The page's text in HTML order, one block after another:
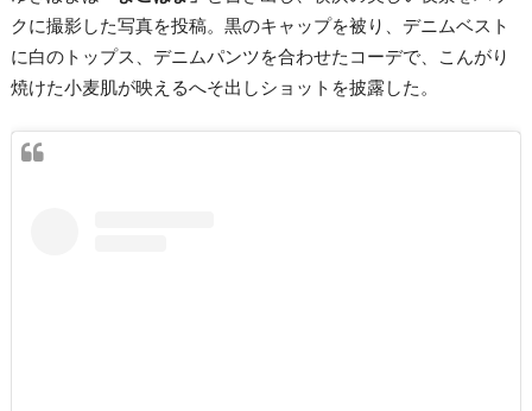
クに撮影した写真を投稿。黒のキャップを被り、デニムベスト
に白のトップス、デニムパンツを合わせたコーデで、こんがり
焼けた小麦肌が映えるへそ出しショットを披露した。